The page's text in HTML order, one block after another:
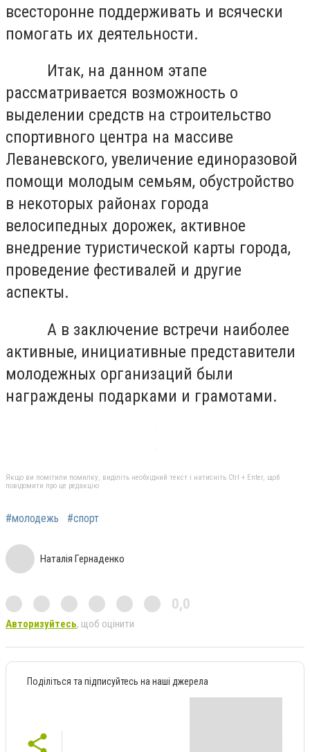
всесторонне поддерживать и всячески
помогать их деятельности.
Итак, на данном этапе
рассматривается возможность о
выделении средств на строительство
спортивного центра на массиве
Леваневского, увеличение единоразовой
помощи молодым семьям, обустройство
в некоторых районах города
велосипедных дорожек, активное
внедрение туристической карты города,
проведение фестивалей и другие
аспекты.
А в заключение встречи наиболее
активные, инициативные представители
молодежных организаций были
награждены подарками и грамотами.
Якщо ви помітили помилку, виділіть необхідний текст і натисніть Ctrl + Enter, щоб
повідомити про це редакцію
#молодежь #спорт
Наталія Гернаденко
0,0
Авторизуйтесь, щоб оцінити
Поділіться та підписуйтесь на наші джерела